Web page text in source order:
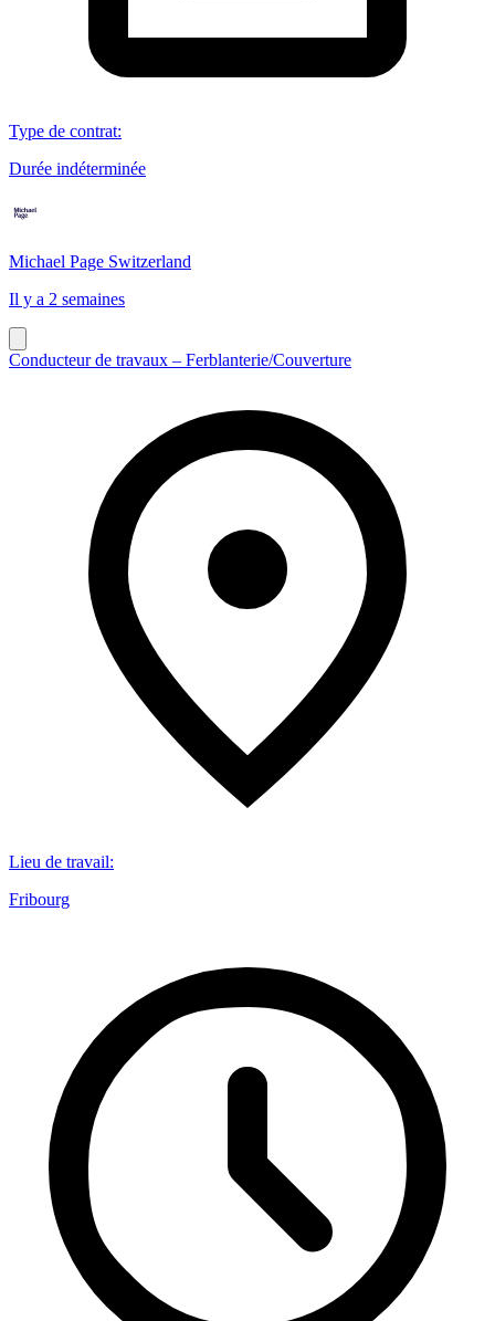
Type de contrat:
Durée indéterminée
Michael Page Switzerland
Il y a 2 semaines
Conducteur de travaux – Ferblanterie/Couverture
Lieu de travail:
Fribourg